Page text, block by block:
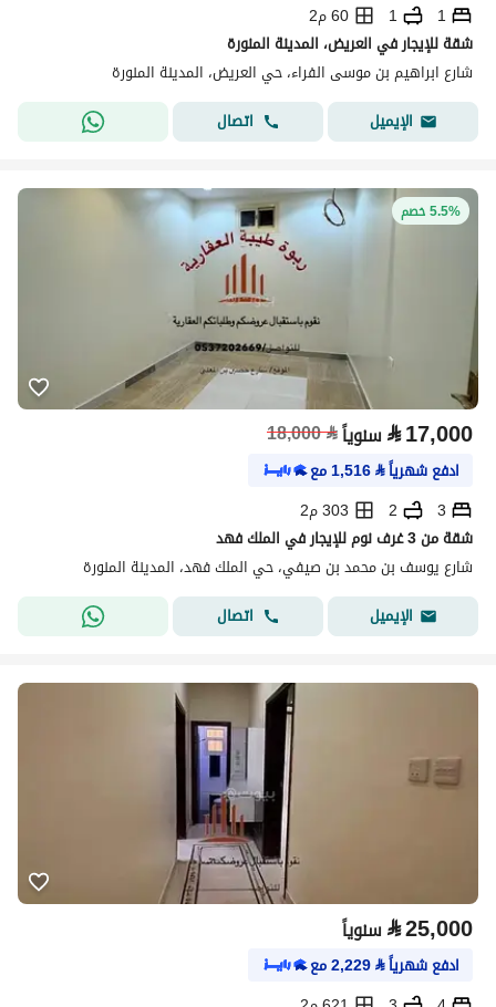
1
1
60 م2
شقة للإيجار في العريض، المدينة المنورة
شارع ابراهيم بن موسى الفراء، حي العريض، المدينة المنورة
الإيميل
اتصال
5.5% خصم
⃁17,000 سنوياً⃁
18,000
ادفع شهرياً⃁
1,516مع
3
2
303 م2
شقة من 3 غرف نوم للإيجار في الملك فهد
شارع يوسف بن محمد بن صيفي، حي الملك فهد، المدينة المنورة
الإيميل
اتصال
⃁25,000 سنوياً
ادفع شهرياً⃁
2,229مع